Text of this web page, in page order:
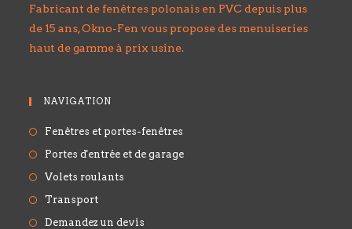
Fabricant de fenêtres polonais en PVC depuis plus
de 15 ans, Okno-Fen vous propose des menuiseries
haut de gamme à prix usine.
NAVIGATION
Fenêtres et portes-fenêtres
Portes d'entrée et de garage
Volets roulants
Transport
Demandez un devis